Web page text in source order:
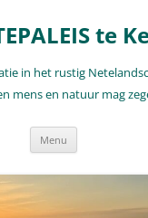
te
in het rustig
mens en natuur mag
Menu